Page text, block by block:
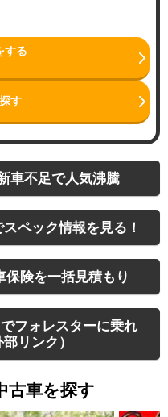
する
す
車不足で人気沸騰
ペック情報を見る！
保険を一括見積もり
フォレスターに乗れ
リンク）
車を探す